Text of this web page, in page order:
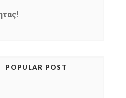
POPULAR POST